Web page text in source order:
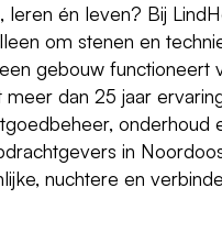
leren én leven? Bij
om stenen en
gebouw functioneert
dan 25 jaar
onderhoud
in
nuchtere en